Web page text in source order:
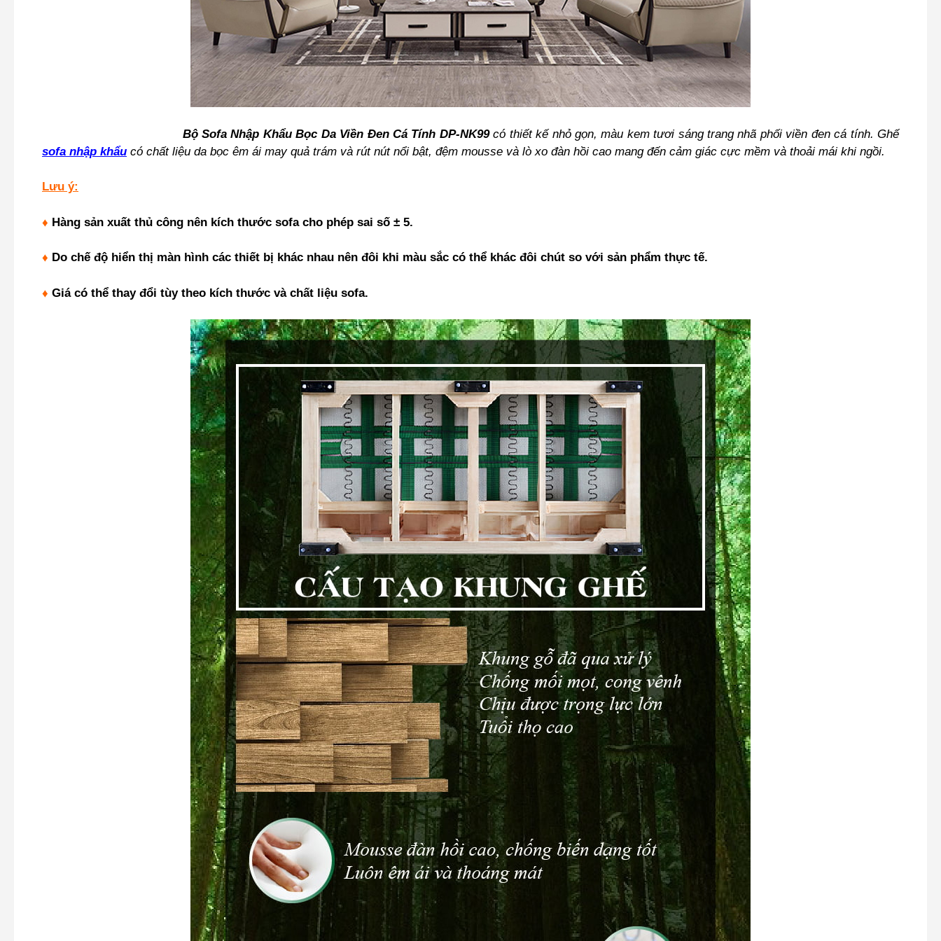
Bộ Sofa Nhập Khẩu Bọc Da Viền Đen Cá Tính DP-NK99có thiết kế nhỏ gọn, màu kem tươi sáng trang nhã phối viền đen cá tính. Ghế
sofa nhập khẩu có chất liệu da bọc êm ái may quả trám và rút nút nổi bật, đệm mousse và lò xo đàn hồi cao mang đến cảm giác cực mềm và thoải mái khi ngồi.
Lưu ý:
♦ Hàng sản xuất thủ công nên kích thước sofa cho phép sai số ± 5.
♦ Do chế độ hiển thị màn hình các thiết bị khác nhau nên đôi khi màu sắc có thể khác đôi chút so với sản phẩm thực tế.
♦ Giá có thể thay đổi tùy theo kích thước và chất liệu sofa.